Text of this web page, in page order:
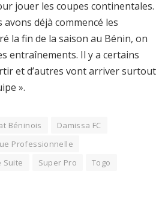
jouer les coupes continentales.
déjà commencé les
la fin de la saison au Bénin, on
entraînements. Il y a certains
et d’autres vont arriver surtout
».
Béninois
Damissa FC
Professionnelle
Suite
Super Pro Togo